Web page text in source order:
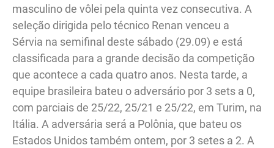
masculino de vôlei pela quinta vez consecutiva. A
seleção dirigida pelo técnico Renan venceu a
Sérvia na semifinal deste sábado (29.09) e está
classificada para a grande decisão da competição
que acontece a cada quatro anos. Nesta tarde, a
equipe brasileira bateu o adversário por 3 sets a 0,
com parciais de 25/22, 25/21 e 25/22, em Turim, na
Itália. A adversária será a Polônia, que bateu os
Estados Unidos também ontem, por 3 setes a 2. A